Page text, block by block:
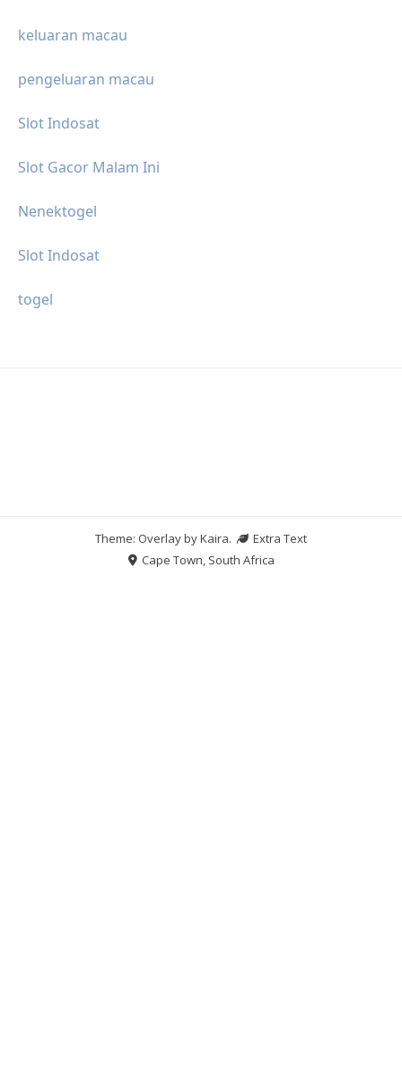
keluaran macau
pengeluaran macau
Slot Indosat
Slot Gacor Malam Ini
Nenektogel
Slot Indosat
togel
Theme: Overlay byKaira.
Extra Text
Cape Town, South Africa